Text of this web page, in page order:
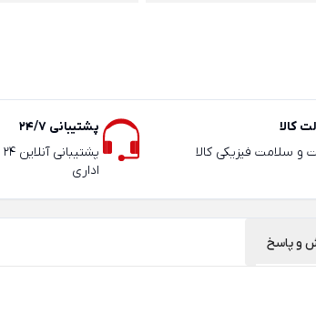
کالا
و سلامت فیزیکی کالا
پشتیبانی 24/7
اداری
و پاسخ